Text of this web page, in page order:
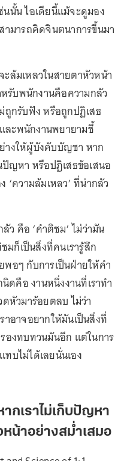
นนั้น ไอเดียนี้แม้จะดูมอง
ามารถคิดจินตนาการขึ้นมา
ล้มเหลวในสายตาหัวหน้า
รับพนักงานคือความกลัว
ถูกรับฟัง หรือถูกปฏิเสธ
ละพนักงานพยายามชี้
างให้ผู้บังคับบัญชา หาก
ปัญหา หรือปฏิเสธข้อเสนอ
‘ความล้มเหลว’ ที่น่ากลัว
ว คือ ‘คำติชม’ ไม่ว่ามัน
ก็เป็นสิ่งที่คนเรารู้สึก
อๆ กับการเป็นฝ่ายให้คำ
คือ งานหนึ่งงานที่เราทำ
ดหัวมาร้อยตลบ ไม่ว่า
าอาจอยากให้มันเป็นสิ่งที่
องทบทวนมันอีก แต่ในการ
บไม่ได้เลยนั่นเอง
กเราไม่เก็บปัญหา
น้าอย่างสม่ำเสมอ